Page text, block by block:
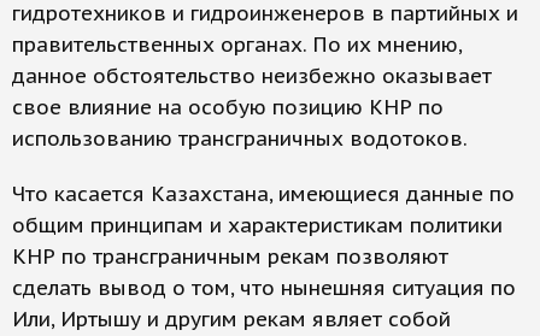
гидротехников и гидроинженеров в партийных и
правительственных органах. По их мнению,
данное обстоятельство неизбежно оказывает
свое влияние на особую позицию КНР по
использованию трансграничных водотоков.
Что касается Казахстана, имеющиеся данные по
общим принципам и характеристикам политики
КНР по трансграничным рекам позволяют
сделать вывод о том, что нынешняя ситуация по
Или, Иртышу и другим рекам являет собой